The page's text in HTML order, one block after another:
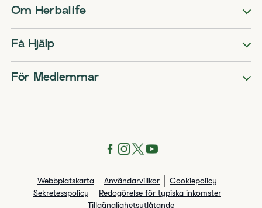
Om Herbalife
Få Hjälp
För Medlemmar
Webbplatskarta Användarvillkor
Cookiepolicy
Sekretesspolicy
Redogörelse för typiska inkomster
Tillgänglighetsutlåtande